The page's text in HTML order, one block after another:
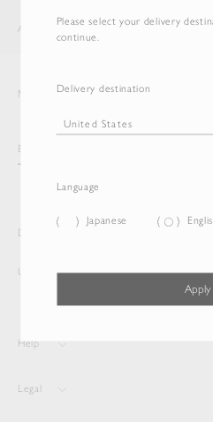
Please select your delivery
continue.
Delivery destination
Language
Japanese
Apply
AURALEE ITEM
Newsletter
Delivery destination and Language
United States Japanese
Help
Legal